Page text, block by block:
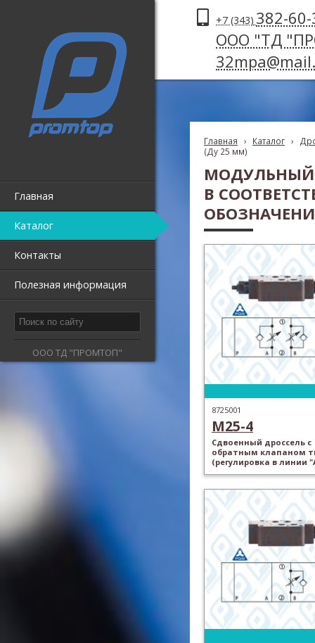
Главная
Каталог
Контакты
Полезная информация
ООО ТД "ПРОМТОП"
+7 (343) 382-
ООО "ТД
Главная › Каталог ›
(Ду 25 мм)
МОДУЛЬНЫЙ
В
8725001
M25-4
Сдвоенный дроссель с
обратным клапаном
(регулировка в линии